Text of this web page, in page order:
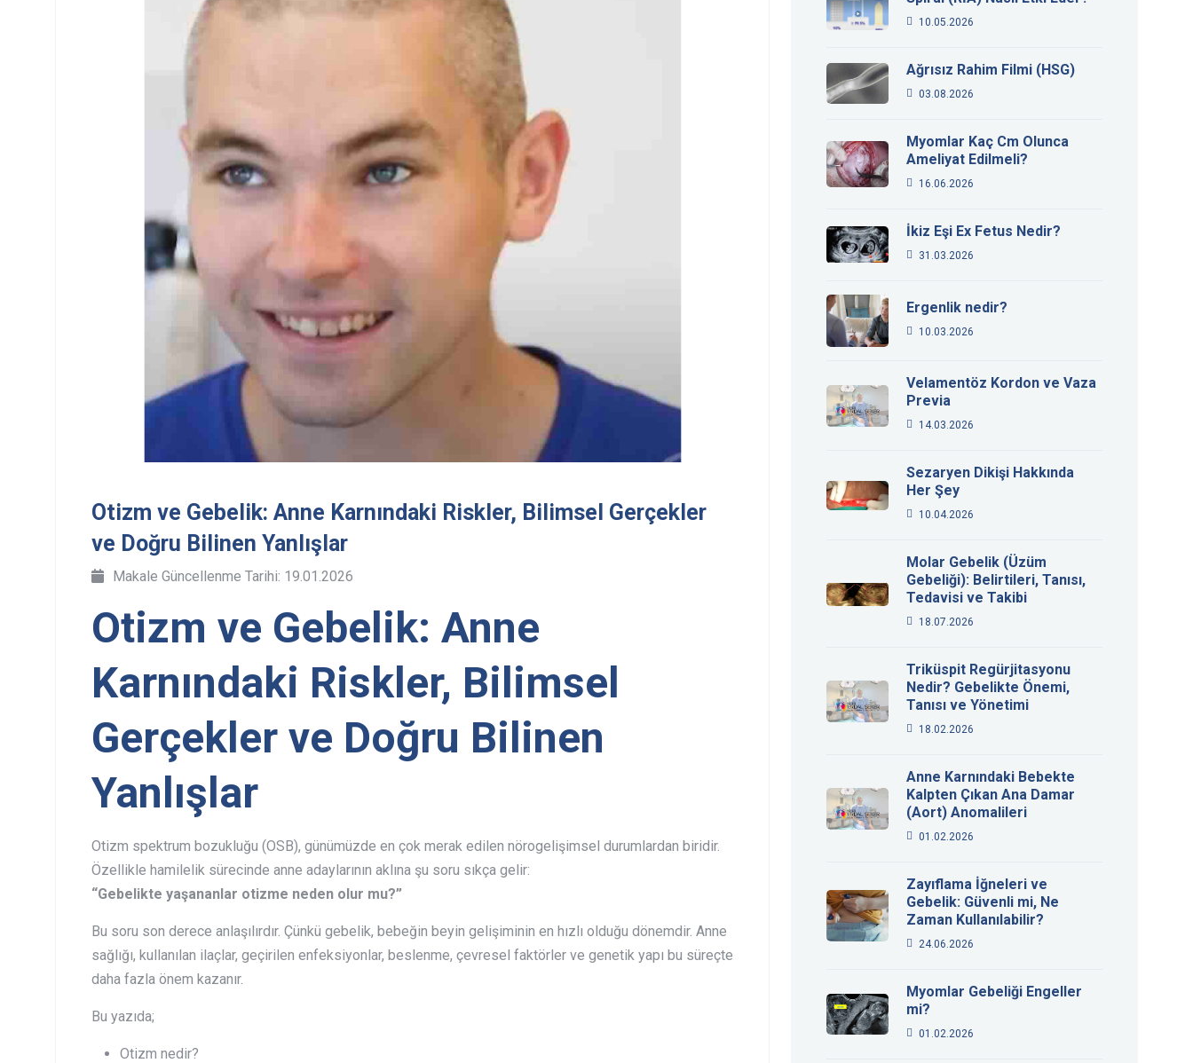
Otizm ve Gebelik: Anne Karnındaki Riskler, Bilimsel Gerçekler
ve Doğru Bilinen Yanlışlar
Makale Güncellenme Tarihi: 19.01.2026
Otizm ve Gebelik: Anne
Karnındaki Riskler, Bilimsel
Gerçekler ve Doğru Bilinen
Yanlışlar
Otizm spektrum bozukluğu (OSB), günümüzde en çok merak edilen nörogelişimsel durumlardan biridir.
Özellikle hamilelik sürecinde anne adaylarının aklına şu soru sıkça gelir:
“Gebelikte yaşananlar otizme neden olur mu?”
Bu soru son derece anlaşılırdır. Çünkü gebelik, bebeğin beyin gelişiminin en hızlı olduğu dönemdir. Anne
sağlığı, kullanılan ilaçlar, geçirilen enfeksiyonlar, beslenme, çevresel faktörler ve genetik yapı bu süreçte
daha fazla önem kazanır.
Bu yazıda;
Otizm nedir?
10.05.2026
Ağrısız Rahim Filmi (HSG)
03.08.2026
Myomlar Kaç Cm Olunca
Ameliyat Edilmeli?
16.06.2026
İkiz Eşi Ex Fetus Nedir?
31.03.2026
Ergenlik nedir?
10.03.2026
Velamentöz Kordon ve Vaza
Previa
14.03.2026
Sezaryen Dikişi Hakkında
Her Şey
10.04.2026
Molar Gebelik (Üzüm
Gebeliği): Belirtileri, Tanısı,
Tedavisi ve Takibi
18.07.2026
Triküspit Regürjitasyonu
Nedir? Gebelikte Önemi,
Tanısı ve Yönetimi
18.02.2026
Anne Karnındaki Bebekte
Kalpten Çıkan Ana Damar
(Aort) Anomalileri
01.02.2026
Zayıflama İğneleri ve
Gebelik: Güvenli mi, Ne
Zaman Kullanılabilir?
24.06.2026
Myomlar Gebeliği Engeller
mi?
01.02.2026